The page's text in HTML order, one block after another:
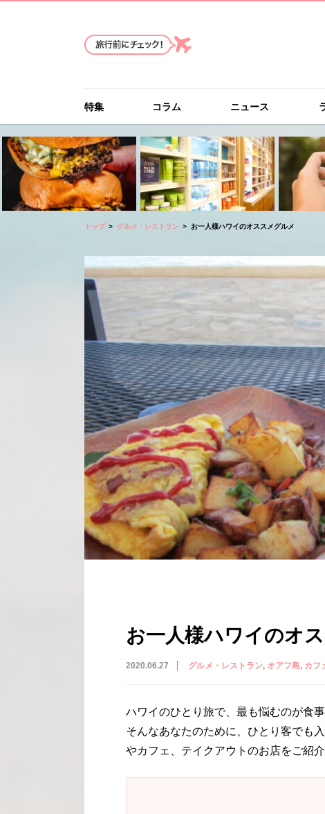
特集 コラム ニュース
トップ グルメ・レストラン お一人様ハワイのオススメグルメ
お一人様ハワイのオ
2020.06.27 グルメ・レストラン オアフ島 カフ
ハワイのひとり旅で、最も悩むのが食
そんなあなたのために、ひとり客でも
やカフェ、テイクアウトのお店をご紹介